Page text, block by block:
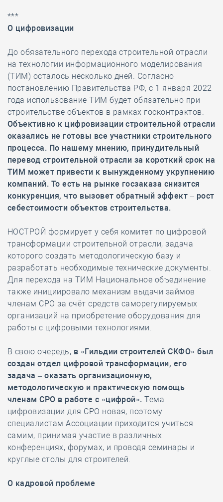
***
О цифровизации
До обязательного перехода строительной отрасли
на технологии информационного моделирования
(ТИМ) осталось несколько дней. Согласно
постановлению Правительства РФ, с 1 января 2022
года использование ТИМ будет обязательно при
строительстве объектов в рамках госконтрактов.
Объективно к цифровизации строительной отрасли
оказались не готовы все участники строительного
процесса. По нашему мнению, принудительный
перевод строительной отрасли за короткий срок на
ТИМ может привести к вынужденному укрупнению
компаний. То есть на рынке госзаказа снизится
конкуренция, что вызовет обратный эффект – рост
себестоимости объектов строительства.
НОСТРОЙ формирует у себя комитет по цифровой
трансформации строительной отрасли, задача
которого создать методологическую базу и
разработать необходимые технические документы.
Для перехода на ТИМ Национальное объединение
также инициировало механизм выдачи займов
членам СРО за счёт средств саморегулируемых
организаций на приобретение оборудования для
работы с цифровыми технологиями.
В свою очередь, в «Гильдии строителей СКФО» был
создан отдел цифровой трансформации, его
задача – оказать организационную,
методологическую и практическую помощь
членам СРО в работе с «цифрой». Тема
цифровизации для СРО новая, поэтому
специалистам Ассоциации приходится учиться
самим, принимая участие в различных
конференциях, форумах, и проводя семинары и
круглые столы для строителей.
О кадровой проблеме